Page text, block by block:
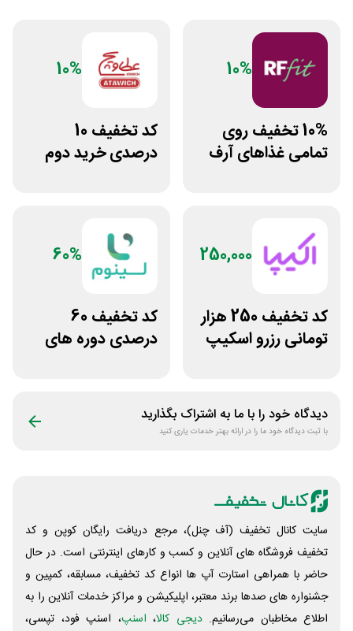
10%
10% تخفیف روی
تمامی غذاهای آرف
10%
کد تخفیف 10
درصدی خرید دوم
250,000
کد تخفیف 250 هزار
تومانی رزرو اسکیپ
60%
کد تخفیف 60
درصدی دوره های
دیدگاه خود را با ما به اشتراک بگذارید
با ثبت دیدگاه خود ما را در ارائه بهتر خدمات یاری کنید
سایت کانال تخفیف (آف چنل)، مرجع دریافت رایگان کوپن و کد
تخفیف فروشگاه های آنلاین و کسب و‌ کارهای اینترنتی است. در حال
حاضر با همراهی استارت آپ ها انواع کد تخفیف، مسابقه، کمپین و
جشنواره های صدها برند معتبر، اپلیکیشن و مراکز خدمات آنلاین را به
اطلاع مخاطبان می‌رسانیم. دیجی کالا، اسنپ، اسنپ فود، تپسی،